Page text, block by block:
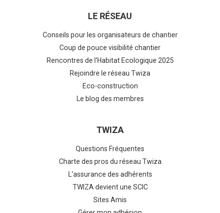
LE RÉSEAU
Conseils pour les organisateurs de chantier
Coup de pouce visibilité chantier
Rencontres de l'Habitat Ecologique 2025
Rejoindre le réseau Twiza
Eco-construction
Le blog des membres
TWIZA
Questions Fréquentes
Charte des pros du réseau Twiza
L'assurance des adhérents
TWIZA devient une SCIC
Sites Amis